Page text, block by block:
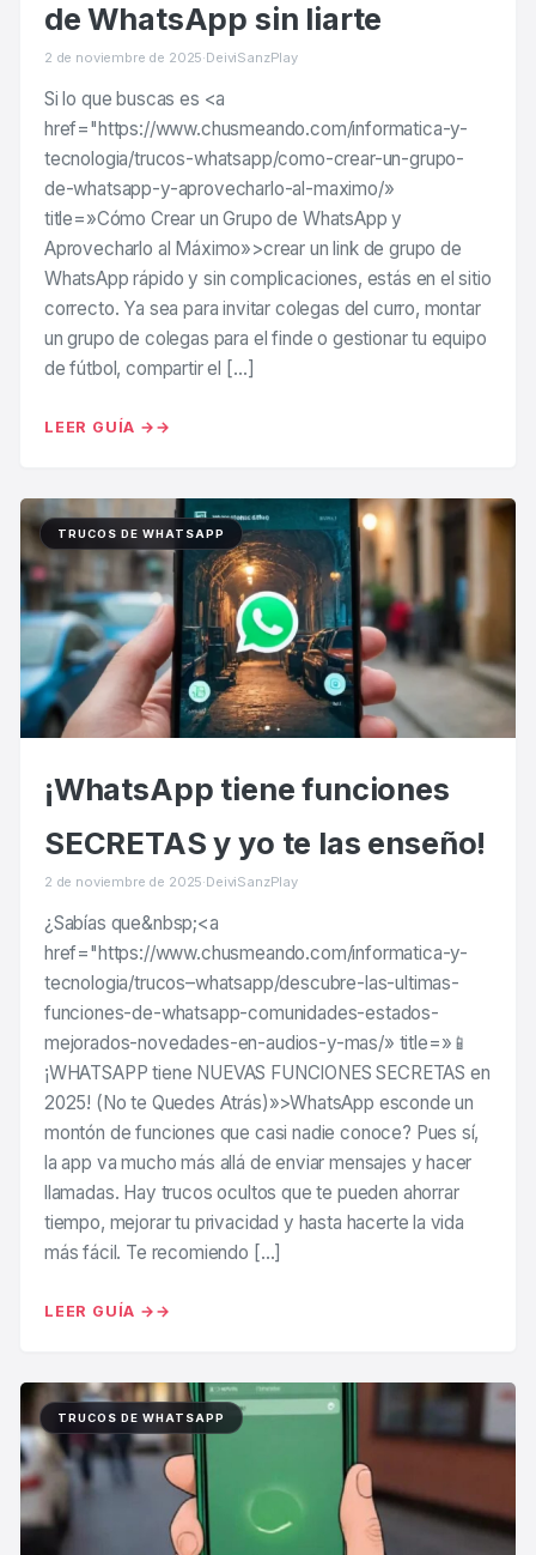
de WhatsApp sin liarte
2 de noviembre de 2025·DeiviSanzPlay
Si lo que buscas es <a
href="https://www.chusmeando.com/informatica-y-
tecnologia/trucos-whatsapp/como-crear-un-grupo-
de-whatsapp-y-aprovecharlo-al-maximo/»
title=»Cómo Crear un Grupo de WhatsApp y
Aprovecharlo al Máximo»>crear un link de grupo de
WhatsApp rápido y sin complicaciones, estás en el sitio
correcto. Ya sea para invitar colegas del curro, montar
un grupo de colegas para el finde o gestionar tu equipo
de fútbol, compartir el […]
LEER GUÍA →
TRUCOS DE WHATSAPP
¡WhatsApp tiene funciones
SECRETAS y yo te las enseño!
2 de noviembre de 2025·DeiviSanzPlay
¿Sabías que&nbsp;<a
href="https://www.chusmeando.com/informatica-y-
tecnologia/trucos–whatsapp/descubre-las-ultimas-
funciones-de-whatsapp-comunidades-estados-
mejorados-novedades-en-audios-y-mas/» title=»📱
¡WHATSAPP tiene NUEVAS FUNCIONES SECRETAS en
2025! (No te Quedes Atrás)»>WhatsApp esconde un
montón de funciones que casi nadie conoce? Pues sí,
la app va mucho más allá de enviar mensajes y hacer
llamadas. Hay trucos ocultos que te pueden ahorrar
tiempo, mejorar tu privacidad y hasta hacerte la vida
más fácil. Te recomiendo […]
LEER GUÍA →
TRUCOS DE WHATSAPP